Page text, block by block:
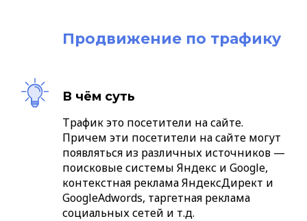
Продвижение по трафику
В чём суть
Трафик это посетители на сайте.
Причем эти посетители на сайте могут
появляться из различных источников —
поисковые системы Яндекс и Google,
контекстная реклама ЯндексДирект и
GoogleAdwords, таргетная реклама
социальных сетей и т.д.